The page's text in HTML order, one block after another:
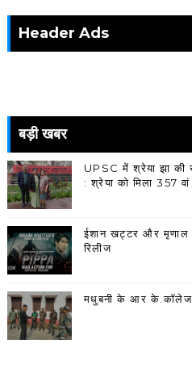
Header Ads
बड़ी खबर
UPSC में श्रेया झा
: श्रेया को मिला 357
ईशान खट्टर और मृणाल
रिलीज
मधुबनी के आर के.कॉलेज